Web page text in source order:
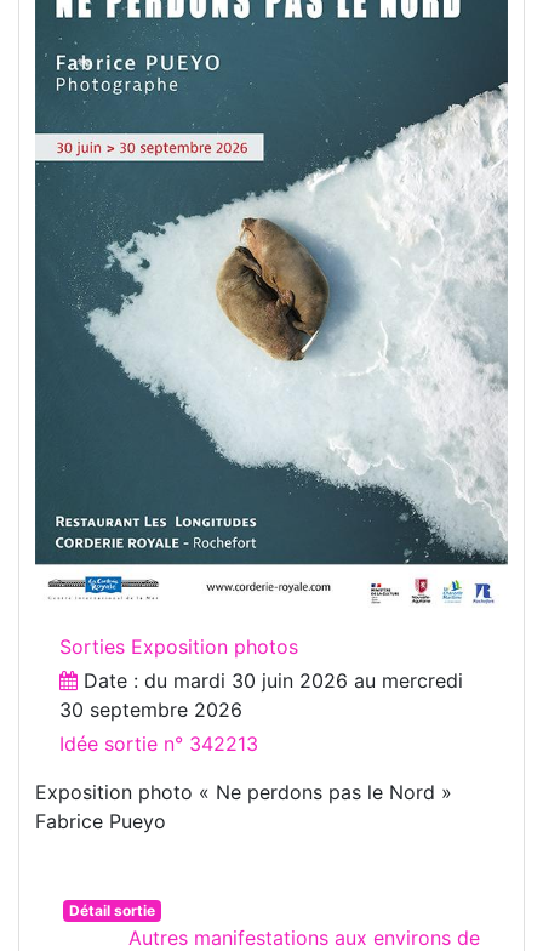
Sorties Exposition photos
Date : du mardi 30 juin 2026 au mercredi
30 septembre 2026
Idée sortie n° 342213
Exposition photo « Ne perdons pas le Nord »
Fabrice Pueyo
Détail sortie
Autres manifestations aux environs de